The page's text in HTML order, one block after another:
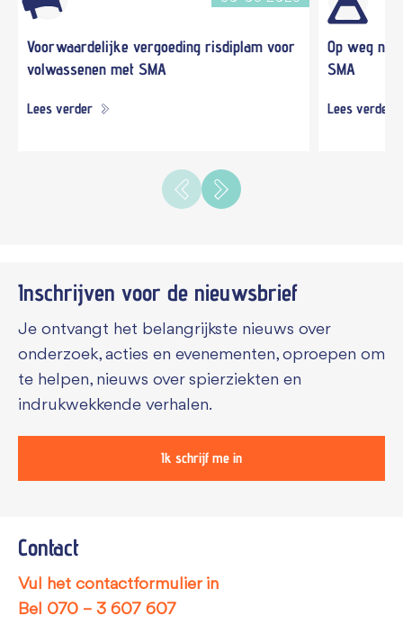
Voorwaardelijke vergoeding risdiplam voor
volwassenen met SMA
Lees verder
Op weg
SMA
Lees verder
Contact
Vul het contactformulier in
Bel 070 – 3 607 607
Inschrijven voor de nieuwsbrief
Je ontvangt het belangrijkste nieuws over
onderzoek, acties en evenementen, oproepen om
te helpen, nieuws over spierziekten en
indrukwekkende verhalen.
Ik schrijf me in